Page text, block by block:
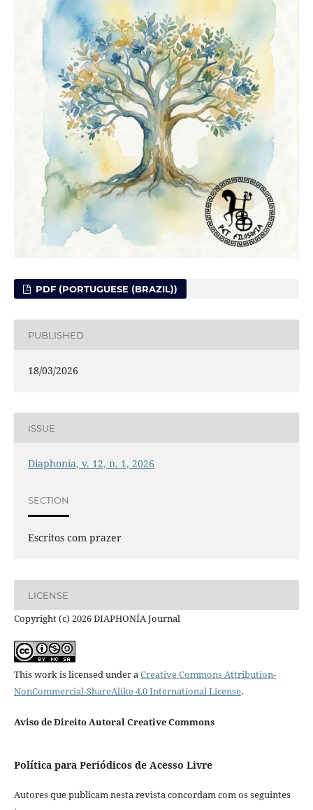
PDF (PORTUGUESE (BRAZIL))
PUBLISHED
18/03/2026
ISSUE
Diaphonía, v. 12, n. 1, 2026
SECTION
Escritos com prazer
LICENSE
Copyright (c) 2026 DIAPHONÍA Journal
This work is licensed under aCreative Commons Attribution-
NonCommercial-ShareAlike 4.0 International License.
Aviso de Direito Autoral Creative Commons
Política para Periódicos de Acesso Livre
Autores que publicam nesta revista concordam com os seguintes